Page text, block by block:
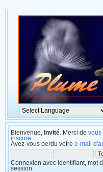
Bienvenue, Invité . Merci de vous
inscrire
Avez-vous perdu votre e-mail
Connexion avec identifiant, mot
session